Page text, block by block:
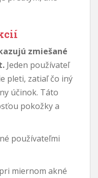
zmiešané
Jeden používateľ
pleti, zatiaľ čo iný
účinok. Táto
pokožky a
používateľmi
miernom akné